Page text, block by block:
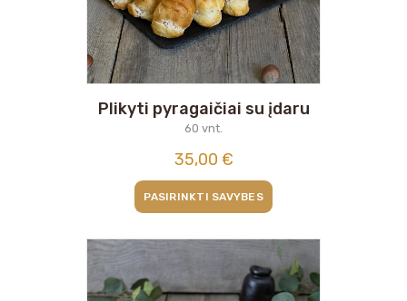
Plikyti pyragaičiai su įdaru
60 vnt.
35,00 €
PASIRINKTI SAVYBES